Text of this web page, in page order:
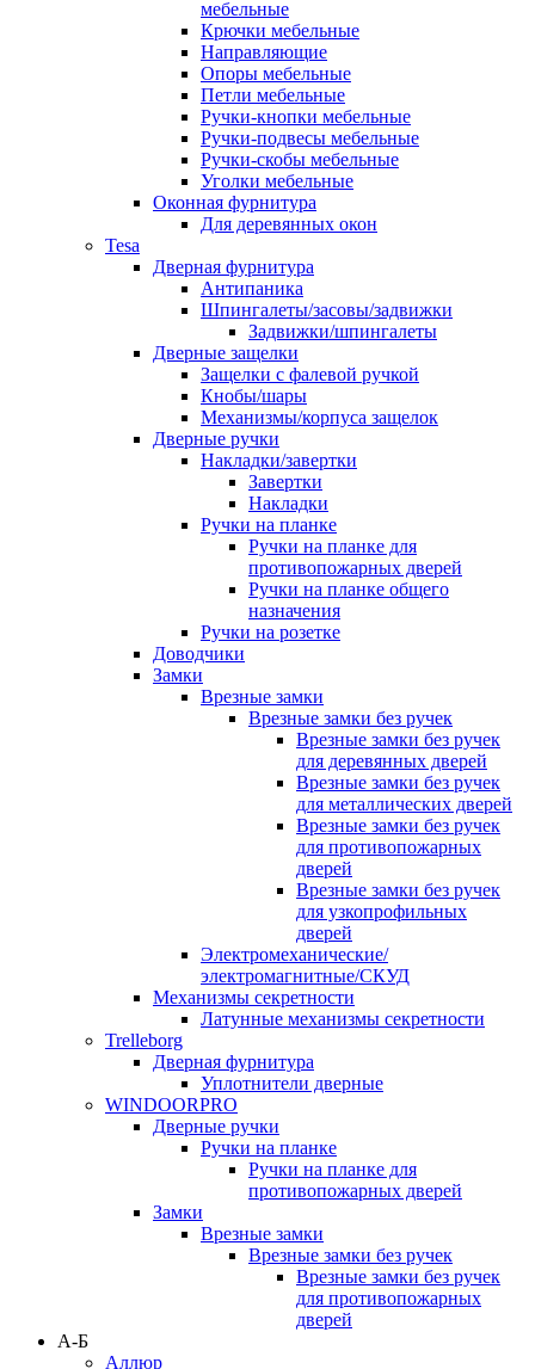
мебельные
Крючки мебельные
Направляющие
Опоры мебельные
Петли мебельные
Ручки-кнопки мебельные
Ручки-подвесы мебельные
Ручки-скобы мебельные
Уголки мебельные
Оконная фурнитура
Для деревянных окон
Tesa
Дверная фурнитура
Антипаника
Шпингалеты/засовы/задвижки
Задвижки/шпингалеты
Дверные защелки
Защелки с фалевой ручкой
Кнобы/шары
Механизмы/корпуса защелок
Дверные ручки
Накладки/завертки
Завертки
Накладки
Ручки на планке
Ручки на планке для
противопожарных дверей
Ручки на планке общего
назначения
Ручки на розетке
Доводчики
Замки
Врезные замки
Врезные замки без ручек
Врезные замки без ручек
для деревянных дверей
Врезные замки без ручек
для металлических дверей
Врезные замки без ручек
для противопожарных
дверей
Врезные замки без ручек
для узкопрофильных
дверей
Электромеханические/
электромагнитные/СКУД
Механизмы секретности
Латунные механизмы секретности
Trelleborg
Дверная фурнитура
Уплотнители дверные
WINDOORPRO
Дверные ручки
Ручки на планке
Ручки на планке для
противопожарных дверей
Замки
Врезные замки
Врезные замки без ручек
Врезные замки без ручек
для противопожарных
дверей
А-Б
Аллюр